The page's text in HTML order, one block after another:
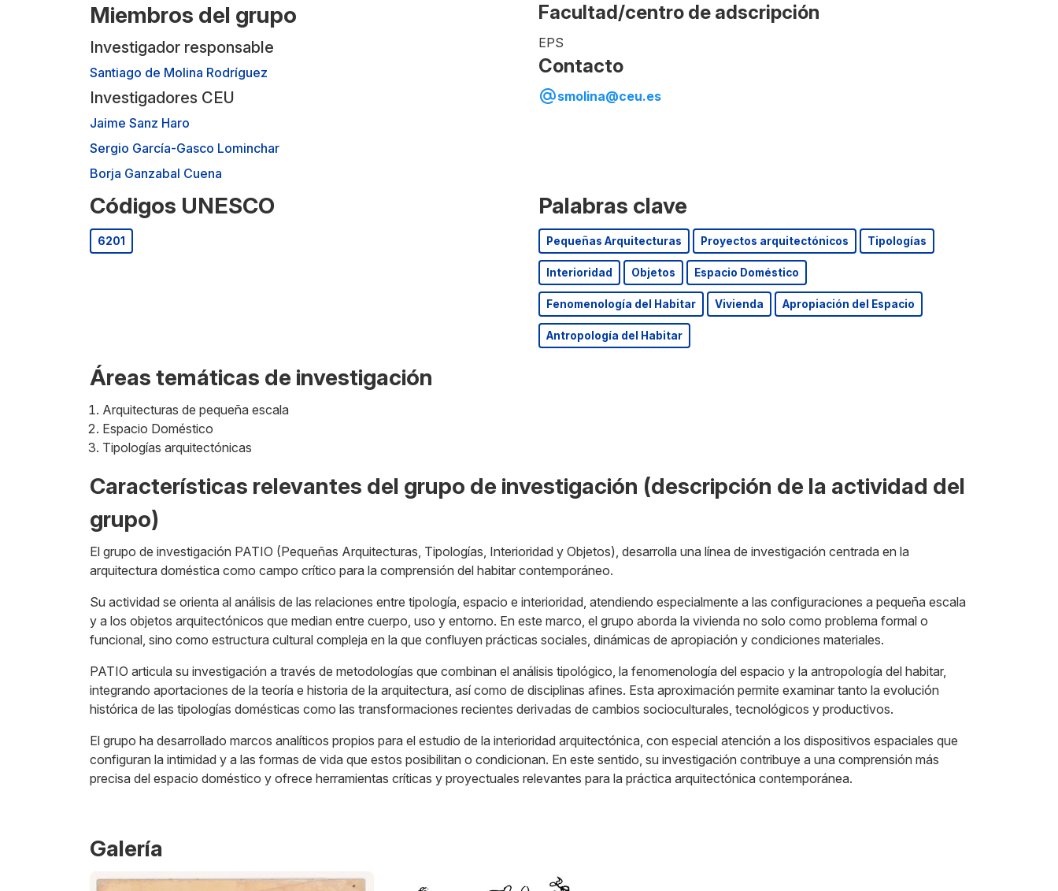
Miembros del grupo
Investigador responsable
Santiago de Molina Rodríguez
Investigadores CEU
Jaime Sanz Haro
Sergio García-Gasco Lominchar
Borja Ganzabal Cuena
Facultad/centro de adscripción
EPS
Contacto
smolina@ceu.es
Códigos UNESCO
6201
Palabras clave
Pequeñas Arquitecturas Proyectos arquitectónicos Tipologías
Interioridad Objetos Espacio Doméstico
Fenomenología del Habitar Vivienda Apropiación del Espacio
Antropología del Habitar
Áreas temáticas de investigación
Arquitecturas de pequeña escala
Espacio Doméstico
Tipologías arquitectónicas
Características relevantes del grupo de investigación (descripción de la actividad del
grupo)
El grupo de investigación PATIO (Pequeñas Arquitecturas, Tipologías, Interioridad y Objetos), desarrolla una línea de investigación centrada en la
arquitectura doméstica como campo crítico para la comprensión del habitar contemporáneo.
Su actividad se orienta al análisis de las relaciones entre tipología, espacio e interioridad, atendiendo especialmente a las configuraciones a pequeña escala
y a los objetos arquitectónicos que median entre cuerpo, uso y entorno. En este marco, el grupo aborda la vivienda no solo como problema formal o
funcional, sino como estructura cultural compleja en la que confluyen prácticas sociales, dinámicas de apropiación y condiciones materiales.
PATIO articula su investigación a través de metodologías que combinan el análisis tipológico, la fenomenología del espacio y la antropología del habitar,
integrando aportaciones de la teoría e historia de la arquitectura, así como de disciplinas afines. Esta aproximación permite examinar tanto la evolución
histórica de las tipologías domésticas como las transformaciones recientes derivadas de cambios socioculturales, tecnológicos y productivos.
El grupo ha desarrollado marcos analíticos propios para el estudio de la interioridad arquitectónica, con especial atención a los dispositivos espaciales que
configuran la intimidad y a las formas de vida que estos posibilitan o condicionan. En este sentido, su investigación contribuye a una comprensión más
precisa del espacio doméstico y ofrece herramientas críticas y proyectuales relevantes para la práctica arquitectónica contemporánea.
Galería